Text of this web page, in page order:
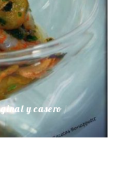
y casero